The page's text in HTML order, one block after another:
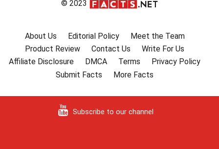
© 2023
About Us Editorial Policy
Meet the Team
Product Review
Contact Us
Write For Us
Affiliate Disclosure
DMCA Terms
Privacy Policy
Submit Facts
More Facts
Subscribe to our channel